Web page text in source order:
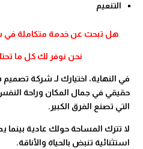
التنعيم
هل تبحث عن خدمة متكاملة في
نحن نوفر لك كل ما
في النهاية، اختيارك لـ شركة
حقيقي في جمال المكان وراحة
التي تصنع الفرق الكبير.
لا تترك المساحة حولك عادية بينما
استثنائية تنبض بالحياة والأناقة.